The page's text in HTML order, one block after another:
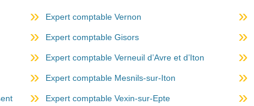
Expert comptable Vernon
Expert comptable Gisors
Expert comptable Verneuil d’Avre et d’Iton
Expert comptable Mesnils-sur-Iton
Expert comptable Vexin-sur-Epte